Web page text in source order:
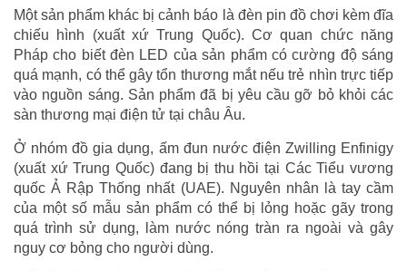
Một sản phẩm khác bị cảnh báo là đèn pin đồ chơi kèm đĩa
chiếu hình (xuất xứ Trung Quốc). Cơ quan chức năng
Pháp cho biết đèn LED của sản phẩm có cường độ sáng
quá mạnh, có thể gây tổn thương mắt nếu trẻ nhìn trực tiếp
vào nguồn sáng. Sản phẩm đã bị yêu cầu gỡ bỏ khỏi các
sàn thương mại điện tử tại châu Âu.
Ở nhóm đồ gia dụng, ấm đun nước điện Zwilling Enfinigy
(xuất xứ Trung Quốc) đang bị thu hồi tại Các Tiểu vương
quốc Ả Rập Thống nhất (UAE). Nguyên nhân là tay cầm
của một số mẫu sản phẩm có thể bị lỏng hoặc gãy trong
quá trình sử dụng, làm nước nóng tràn ra ngoài và gây
nguy cơ bỏng cho người dùng.